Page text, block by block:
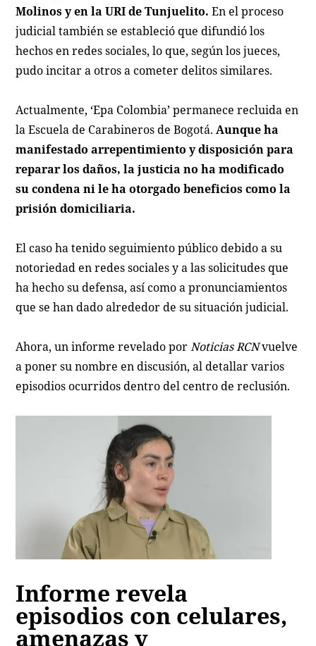
Molinos y en la URI de Tunjuelito.En el proceso
judicial también se estableció que difundió los
hechos en redes sociales, lo que, según los jueces,
pudo incitar a otros a cometer delitos similares.
Actualmente, ‘Epa Colombia’ permanece recluida en
la Escuela de Carabineros de Bogotá.Aunque ha
manifestado arrepentimiento y disposición para
reparar los daños, la justicia no ha modificado
su condena ni le ha otorgado beneficios como la
prisión domiciliaria.
El caso ha tenido seguimiento público debido a su
notoriedad en redes sociales y a las solicitudes que
ha hecho su defensa, así como a pronunciamientos
que se han dado alrededor de su situación judicial.
Ahora, un informe revelado porNoticias RCNvuelve
a poner su nombre en discusión, al detallar varios
episodios ocurridos dentro del centro de reclusión.
Informe revela
episodios con celulares,
amenazas y